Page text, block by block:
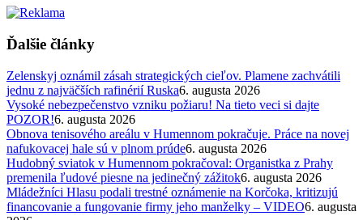
Ďalšie články
Zelenskyj oznámil zásah strategických cieľov. Plamene zachvátili
jednu z najväčších rafinérií Ruska6. augusta 2026
Vysoké nebezpečenstvo vzniku požiaru! Na tieto veci si dajte
POZOR!6. augusta 2026
Obnova tenisového areálu v Humennom pokračuje. Práce na novej
nafukovacej hale sú v plnom prúde6. augusta 2026
Hudobný sviatok v Humennom pokračoval: Organistka z Prahy
premenila ľudové piesne na jedinečný zážitok6. augusta 2026
Mládežníci Hlasu podali trestné oznámenie na Korčoka, kritizujú
financovanie a fungovanie firmy jeho manželky – VIDEO6. augusta